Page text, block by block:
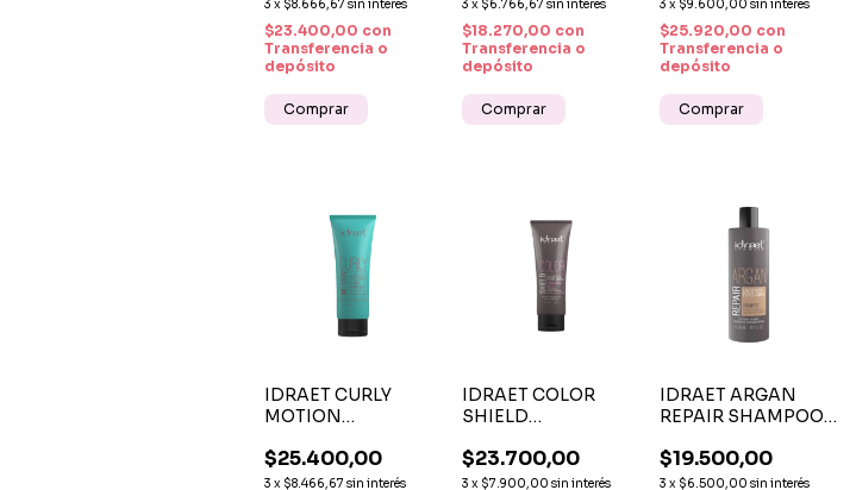
ANTIQUIEBRE
3 x $8.666,67 sin interés
$23.400,00 con
Transferencia o
depósito
BRILLO EXTREMO
CON ÁCIDO
HIALURÓNICO
3 x $6.766,67 sin interés
$18.270,00 con
Transferencia o
depósito
EFECTO
FORTALECEDOR
3 x $9.600,00 sin interés
$25.920,00 con
Transferencia o
depósito
IDRAET CURLY
MOTION
CO-WASH –
ACONDICIONADOR
$25.400,00
3 x $8.466,67 sin interés
IDRAET COLOR
SHIELD
ACONDICIONADOR
PH 4,5 X 250 ML
$23.700,00
3 x $7.900,00 sin interés
IDRAET ARGAN
REPAIR SHAMPOO
SHAMPOO
REPARADOR CON
$19.500,00
3 x $6.500,00 sin interés